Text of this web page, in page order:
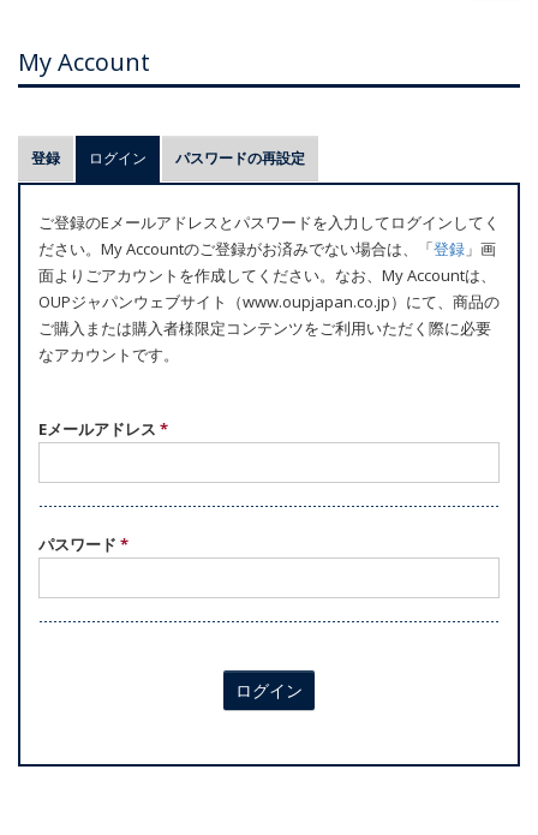
My Account
プ
ラ
マ
リ
ー
タ
ブ
登録 ログイン (アクティブなタブ)
パスワードの再設定
ご登録のEメールアドレスとパスワードを入力してログインしてく
ださい。My Accountのご登録がお済みでない場合は、「登録 」画
面よりごアカウントを作成してください。なお、My Accountは、
OUPジャパンウェブサイト（www.oupjapan.co.jp）にて、商品の
ご購入または購入者様限定コンテンツをご利用いただく際に必要
なアカウントです。
Eメールアドレス *
パスワード *
ログイン